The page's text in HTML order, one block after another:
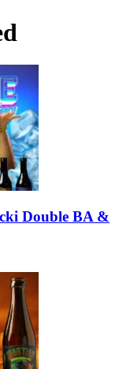
Double BA &